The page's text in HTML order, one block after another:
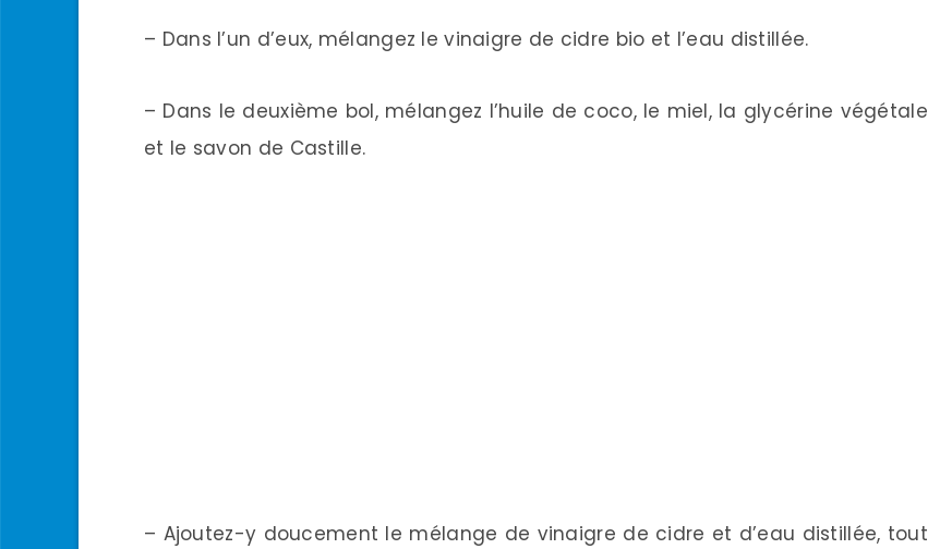
– Dans l’un d’eux, mélangez le vinaigre de cidre bio et l’eau distillée.
– Dans le deuxième bol, mélangez l’huile de coco, le miel, la glycérine végétale
et le savon de Castille.
– Ajoutez-y doucement le mélange de vinaigre de cidre et d’eau distillée, tout